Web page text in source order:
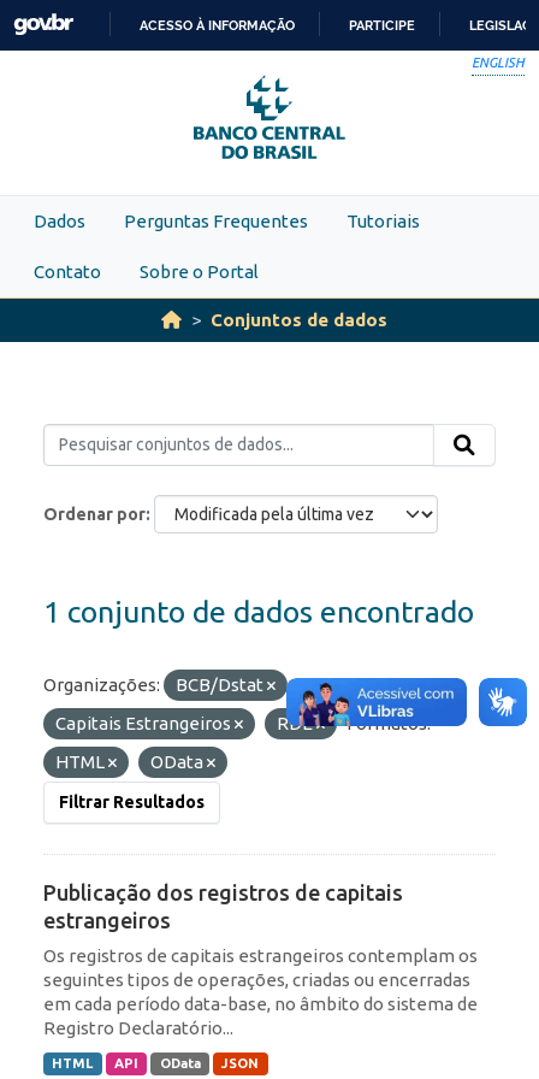
Skip to main content
PARA
O
CONTEÚDO
ACESSO À INFORMAÇÃO PARTICIPE
ENGLISH
Dados Perguntas Frequentes Tutoriais
Contato Sobre o Portal
Conjuntos de dados
Ordenar por
1 conjunto de dados encontrado
Organizações: BCB/Dstat
Etiquetas:
Capitais Estrangeiros
RDE
Formatos:
HTML
OData
Filtrar Resultados
Publicação dos registros de capitais
estrangeiros
Os registros de capitais estrangeiros contemplam os
seguintes tipos de operações, criadas ou encerradas
em cada período data-base, no âmbito do sistema de
Registro Declaratório...
HTML API OData JSON